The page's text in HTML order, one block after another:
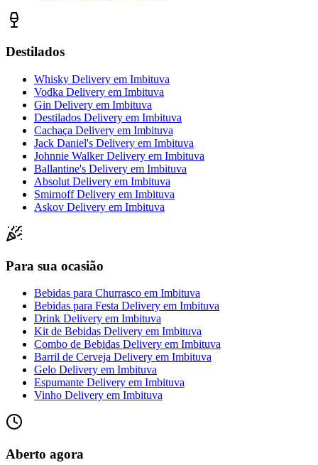
Destilados
Whisky Delivery em Imbituva
Vodka Delivery em Imbituva
Gin Delivery em Imbituva
Destilados Delivery em Imbituva
Cachaça Delivery em Imbituva
Jack Daniel's Delivery em Imbituva
Johnnie Walker Delivery em Imbituva
Ballantine's Delivery em Imbituva
Absolut Delivery em Imbituva
Smirnoff Delivery em Imbituva
Askov Delivery em Imbituva
Para sua ocasião
Bebidas para Churrasco em Imbituva
Bebidas para Festa Delivery em Imbituva
Drink Delivery em Imbituva
Kit de Bebidas Delivery em Imbituva
Combo de Bebidas Delivery em Imbituva
Barril de Cerveja Delivery em Imbituva
Gelo Delivery em Imbituva
Espumante Delivery em Imbituva
Vinho Delivery em Imbituva
Aberto agora